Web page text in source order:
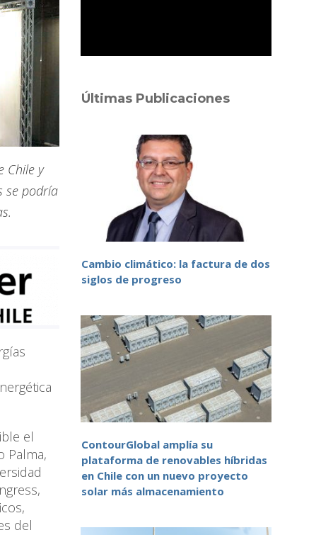
Chile y
se podría
el
Palma,
del
Últimas Publicaciones
Cambio climático: la factura de dos
siglos de progreso
ContourGlobal amplía su
plataforma de renovables híbridas
en Chile con un nuevo proyecto
solar más almacenamiento